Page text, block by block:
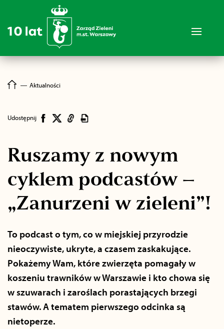
― Aktualności
Udostępnij
Ruszamy z nowym
cyklem podcastów –
„Zanurzeni w zieleni”! ​
To podcast o tym, co w miejskiej przyrodzie
nieoczywiste, ukryte, a czasem zaskakujące.
Pokażemy Wam, które zwierzęta pomagały w
koszeniu trawników w Warszawie i kto chowa się
w szuwarach i zaroślach porastających brzegi
stawów. A tematem pierwszego odcinka są
nietoperze.